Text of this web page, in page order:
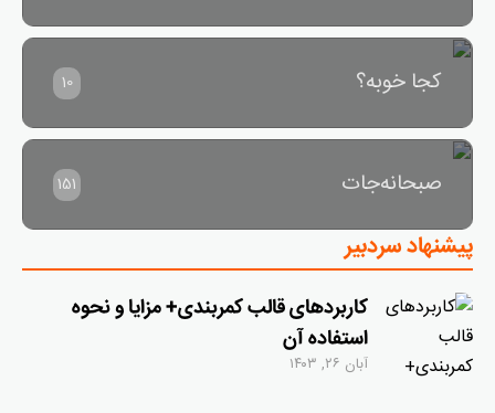
کجا خوبه؟ 10
صبحانه‌جات 151
پیشنهاد سردبیر
کاربرد‌های قالب کمربندی+ مزایا و نحوه
استفاده آن
آبان ۲۶, ۱۴۰۳